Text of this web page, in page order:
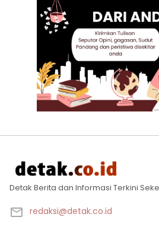
Detak Berita dan Informasi Terkini
redaksi@detak.co.id